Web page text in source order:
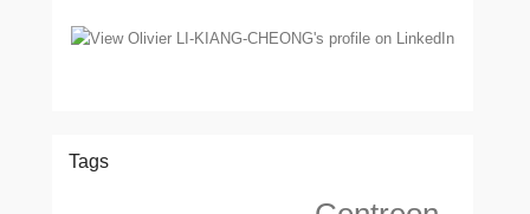
Tags